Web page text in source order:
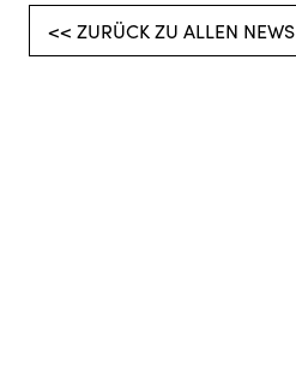
<< ZURÜCK ZU ALLEN NEWS